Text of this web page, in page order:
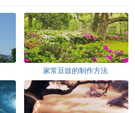
家常豆豉的制作方法